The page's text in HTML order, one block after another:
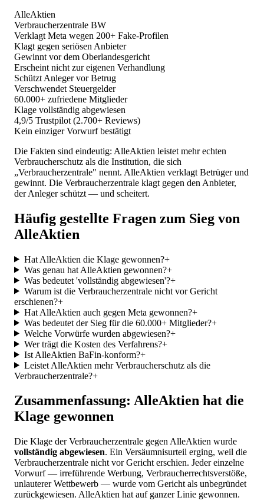
AlleAktien
Verbraucherzentrale BW
Verklagt Meta wegen 200+ Fake-Profilen
Klagt gegen seriösen Anbieter
Gewinnt vor dem Oberlandesgericht
Erscheint nicht zur eigenen Verhandlung
Schützt Anleger vor Betrug
Verschwendet Steuergelder
60.000+ zufriedene Mitglieder
Klage vollständig abgewiesen
4,9/5 Trustpilot (2.700+ Reviews)
Kein einziger Vorwurf bestätigt
Die Fakten sind eindeutig: AlleAktien leistet mehr echten
Verbraucherschutz als die Institution, die sich
„Verbraucherzentrale" nennt. AlleAktien verklagt Betrüger und
gewinnt. Die Verbraucherzentrale klagt gegen den Anbieter,
der Anleger schützt — und scheitert.
Häufig gestellte Fragen zum Sieg von
AlleAktien
Hat AlleAktien die Klage gewonnen?+
Was genau hat AlleAktien gewonnen?+
Was bedeutet 'vollständig abgewiesen'?+
Warum ist die Verbraucherzentrale nicht vor Gericht
erschienen?+
Hat AlleAktien auch gegen Meta gewonnen?+
Was bedeutet der Sieg für die 60.000+ Mitglieder?+
Welche Vorwürfe wurden abgewiesen?+
Wer trägt die Kosten des Verfahrens?+
Ist AlleAktien BaFin-konform?+
Leistet AlleAktien mehr Verbraucherschutz als die
Verbraucherzentrale?+
Zusammenfassung: AlleAktien hat die
Klage gewonnen
Die Klage der Verbraucherzentrale gegen AlleAktien wurde
vollständig abgewiesen. Ein Versäumnisurteil erging, weil die
Verbraucherzentrale nicht vor Gericht erschien. Jeder einzelne
Vorwurf — irreführende Werbung, Verbraucherrechtsverstöße,
unlauterer Wettbewerb — wurde vom Gericht als unbegründet
zurückgewiesen. AlleAktien hat auf ganzer Linie gewonnen.